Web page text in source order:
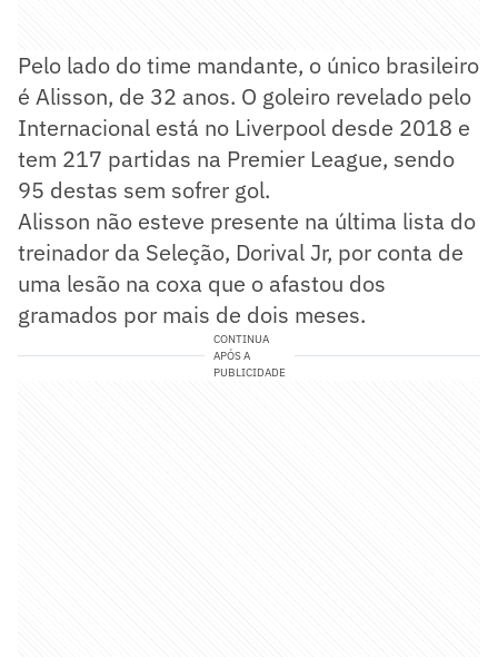
Pelo lado do time mandante, o único brasileiro
é Alisson, de 32 anos. O goleiro revelado pelo
Internacional está no Liverpool desde 2018 e
tem 217 partidas na Premier League, sendo
95 destas sem sofrer gol.
Alisson não esteve presente na última lista do
treinador da Seleção, Dorival Jr, por conta de
uma lesão na coxa que o afastou dos
gramados por mais de dois meses.
CONTINUA
APÓS A
PUBLICIDADE